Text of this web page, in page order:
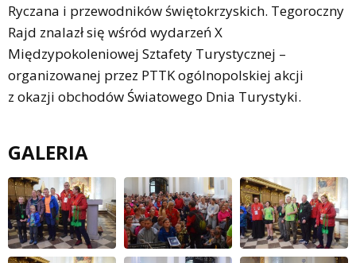
Ryczana i przewodników świętokrzyskich. Tegoroczny
Rajd znalazł się wśród wydarzeń X
Międzypokoleniowej Sztafety Turystycznej –
organizowanej przez PTTK ogólnopolskiej akcji
z okazji obchodów Światowego Dnia Turystyki.
GALERIA